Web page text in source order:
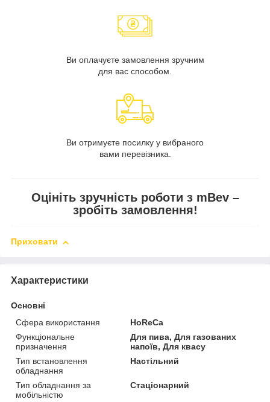
Ви оплачуєте замовлення зручним
для вас способом.
Ви отримуєте посилку у вибраного
вами перевізника.
Оцініть зручність роботи з mBev –
зробіть замовлення!
Приховати
Характеристики
Основні
Сфера використання
HoReCa
Функціональне
призначення
Для пива, Для газованих
напоїв, Для квасу
Тип встановлення
обладнання
Настільний
Тип обладнання за
мобільністю
Стаціонарний